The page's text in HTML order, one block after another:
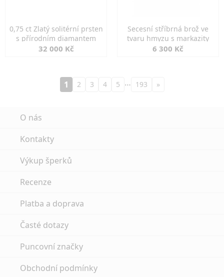
0,75 ct Zlatý solitérní prsten
s přírodním diamantem
32 000 Kč
Secesní stříbrná brož ve
tvaru hmyzu s markazity
6 300 Kč
1 2 3 4 5 … 193 »
O nás
Kontakty
Výkup šperků
Recenze
Platba a doprava
Časté dotazy
Puncovní značky
Obchodní podmínky